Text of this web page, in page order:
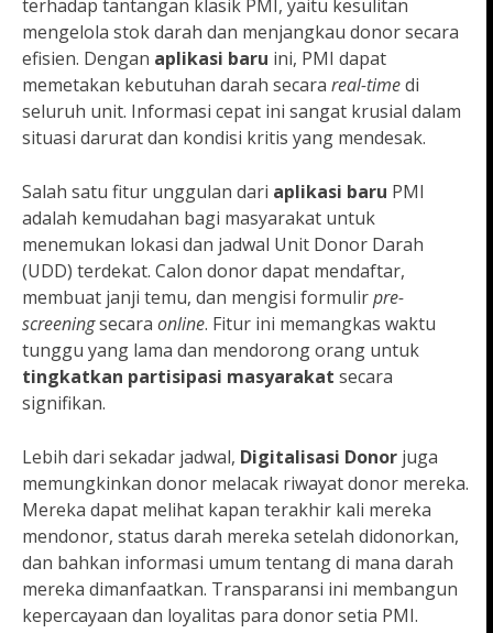
terhadap tantangan klasik PMI, yaitu kesulitan
mengelola stok darah dan menjangkau donor secara
efisien. Dengan aplikasi baru ini, PMI dapat
memetakan kebutuhan darah secara real-timedi
seluruh unit. Informasi cepat ini sangat krusial dalam
situasi darurat dan kondisi kritis yang mendesak.
Salah satu fitur unggulan dari aplikasi baru PMI
adalah kemudahan bagi masyarakat untuk
menemukan lokasi dan jadwal Unit Donor Darah
(UDD) terdekat. Calon donor dapat mendaftar,
membuat janji temu, dan mengisi formulirpre-
screeningsecara online. Fitur ini memangkas waktu
tunggu yang lama dan mendorong orang untuk
tingkatkan partisipasi masyarakat secara
signifikan.
Lebih dari sekadar jadwal, Digitalisasi Donor juga
memungkinkan donor melacak riwayat donor mereka.
Mereka dapat melihat kapan terakhir kali mereka
mendonor, status darah mereka setelah didonorkan,
dan bahkan informasi umum tentang di mana darah
mereka dimanfaatkan. Transparansi ini membangun
kepercayaan dan loyalitas para donor setia PMI.